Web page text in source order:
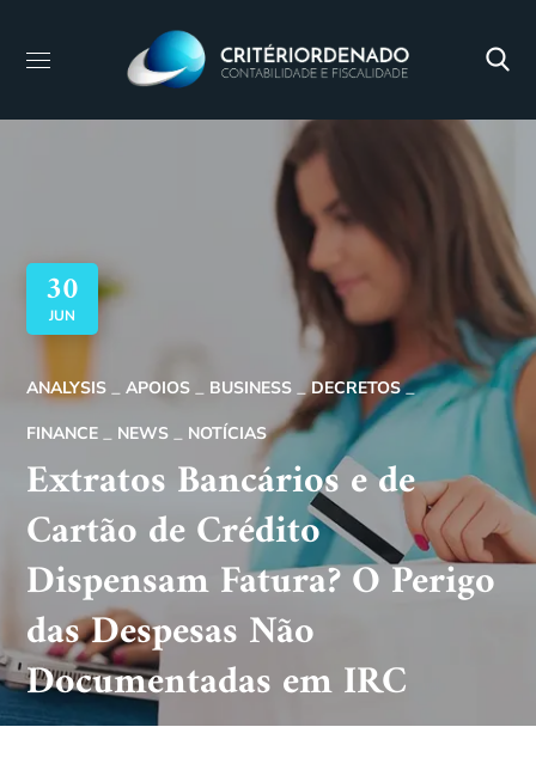
30
JUN
ANALYSIS APOIOS BUSINESS
DECRETOS
FINANCE
NEWS NOTÍCIAS
Extratos Bancários e de
Cartão de Crédito
Dispensam Fatura? O Perigo
das Despesas Não
Documentadas em IRC